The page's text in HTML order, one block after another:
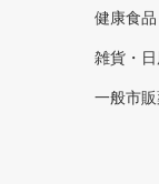
健康食
雑貨・
一般市